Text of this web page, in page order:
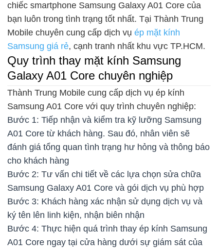
chiếc smartphone Samsung Galaxy A01 Core của
bạn luôn trong tình trạng tốt nhất. Tại Thành Trung
Mobile chuyên cung cấp dịch vụ ép mặt kính
Samsung giá rẻ, cạnh tranh nhất khu vực TP.HCM.
Quy trình thay mặt kính Samsung
Galaxy A01 Core chuyên nghiệp
Thành Trung Mobile cung cấp dịch vụ ép kính
Samsung A01 Core với quy trình chuyên nghiệp:
Bước 1: Tiếp nhận và kiểm tra kỹ lưỡng Samsung
A01 Core từ khách hàng. Sau đó, nhân viên sẽ
đánh giá tổng quan tình trạng hư hỏng và thông báo
cho khách hàng
Bước 2: Tư vấn chi tiết về các lựa chọn sửa chữa
Samsung Galaxy A01 Core và gói dịch vụ phù hợp
Bước 3: Khách hàng xác nhận sử dụng dịch vụ và
ký tên lên linh kiện, nhận biên nhận
Bước 4: Thực hiện quá trình thay ép kính Samsung
A01 Core ngay tại cửa hàng dưới sự giám sát của